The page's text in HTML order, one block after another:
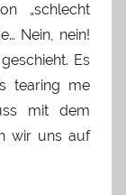
„schlecht
Nein, nein!
Es
tearing me
mit dem
wir uns auf